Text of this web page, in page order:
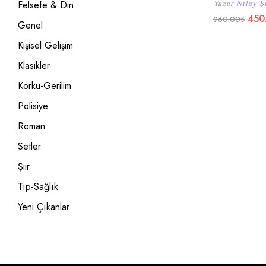
Felsefe & Din
Genel
Kişisel Gelişim
Klasikler
Korku-Gerilim
Polisiye
Roman
Setler
Şiir
Tıp-Sağlık
Yeni Çıkanlar
Yazar Nilay
960.00₺